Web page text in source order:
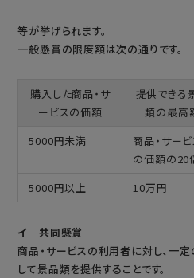
等が挙げられます。
一般懸賞の限度額は次の通りです。
購入した商品・サ
ービスの価額
提供できる
類の最高
5000円未満
商品・サービ
の価額の20
5000円以上
10万円
イ 共同懸賞
商品・サービスの利用者に対し、一
して景品類を提供することです。